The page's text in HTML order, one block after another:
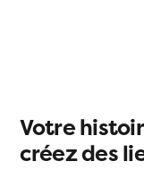
Votre
créez des